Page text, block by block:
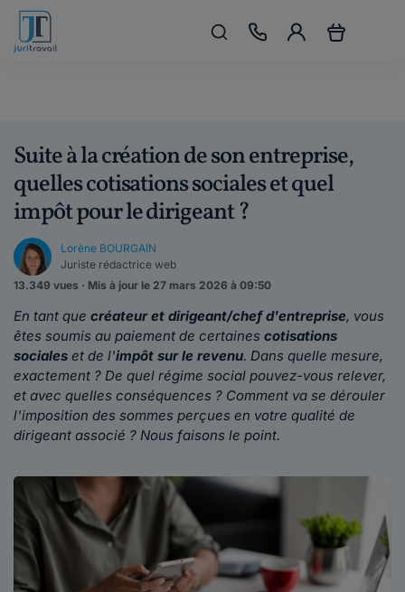
Suite à la création de son entreprise,
quelles cotisations sociales et quel
impôt pour le dirigeant ?
Lorène BOURGAIN
Juriste rédactrice web
13.349 vues · Mis à jour le 27 mars 2026 à 09:50
En tant que créateur et dirigeant/chef d'entreprise, vous
êtes soumis au paiement de certaines cotisations
sociales et de l'impôt sur le revenu. Dans quelle mesure,
exactement ? De quel régime social pouvez-vous relever,
et avec quelles conséquences ? Comment va se dérouler
l'imposition des sommes perçues en votre qualité de
dirigeant associé ? Nous faisons le point.